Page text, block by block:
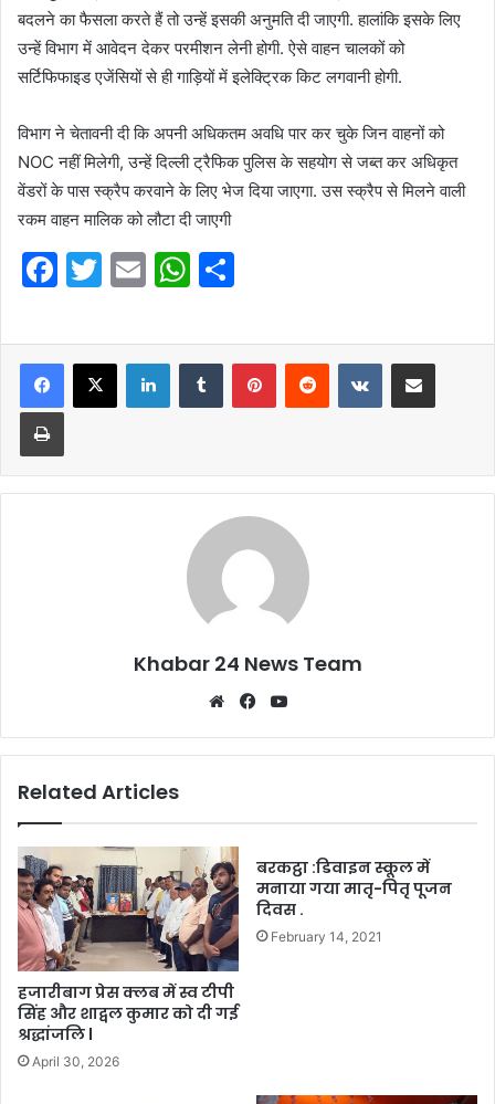
बदलने का फैसला करते हैं तो उन्हें इसकी अनुमति दी जाएगी. हालांकि इसके लिए
उन्हें विभाग में आवेदन देकर परमीशन लेनी होगी. ऐसे वाहन चालकों को
सर्टिफिफाइड एजेंसियों से ही गाड़ियों में इलेक्ट्रिक किट लगवानी होगी.
विभाग ने चेतावनी दी कि अपनी अधिकतम अवधि पार कर चुके जिन वाहनों को
NOC नहीं मिलेगी, उन्हें दिल्ली ट्रैफिक पुलिस के सहयोग से जब्त कर अधिकृत
वेंडरों के पास स्क्रैप करवाने के लिए भेज दिया जाएगा. उस स्क्रैप से मिलने वाली
रकम वाहन मालिक को लौटा दी जाएगी
F
c
e
b
o
o
T
itt
er
E
ai
l
W
at
s
A
p
ar
e
LinkedInTumblr PinterestReddit VKontakteShare via Email
Print
Khabar 24 News Team
WebsiteFacebook
Related Articles
हजारीबाग प्रेस क्लब में स्व टीपी
सिंह और शाद्वल कुमार को दी गई
श्रद्धांजलि l
April 30, 2026
बरकट्ठा :डिवाइन स्कूल में
मनाया गया मातृ-पितृ पूजन
दिवस .
February 14, 2021